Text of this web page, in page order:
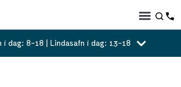
í dag: 8-18 | Lindasafn í dag: 13-18